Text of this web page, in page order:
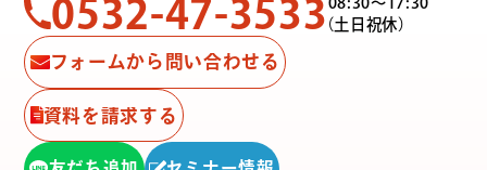
0532-47-3533（土日祝休）
フォームから問い合わせる
資料を請求する